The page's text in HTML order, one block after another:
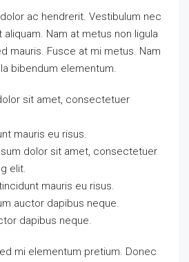
ac hendrerit. Vestibulum nec
Nam at metus non ligula
mauris. Fusce at mi metus. Nam
bibendum elementum.
sit amet, consectetuer
mauris eu risus.
dolor sit amet, consectetuer
elit.
mauris eu risus.
auctor dapibus neque.
dapibus neque.
mi elementum pretium. Donec